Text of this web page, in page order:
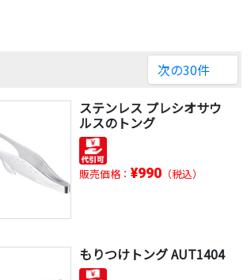
次の30件
ステンレス プレシオサウ
ルスのトング
販売価格： ¥990（税込）
もりつけトング AUT1404